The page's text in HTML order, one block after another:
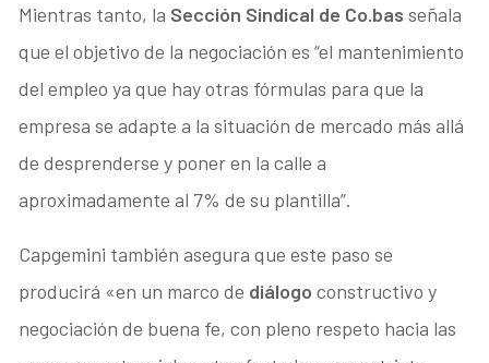
Mientras tanto, la Sección Sindical de Co.bas señala
que el objetivo de la negociación es “el mantenimiento
del empleo ya que hay otras fórmulas para que la
empresa se adapte a la situación de mercado más allá
de desprenderse y poner en la calle a
aproximadamente al 7% de su plantilla”.
Capgemini también asegura que este paso se
producirá «en un marco de diálogoconstructivo y
negociación de buena fe, con pleno respeto hacia las